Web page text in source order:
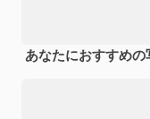
あなたにおすすめの